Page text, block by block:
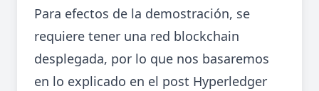
Para efectos de la demostración, se
requiere tener una red blockchain
desplegada, por lo que nos basaremos
en lo explicado en el post Hyperledger